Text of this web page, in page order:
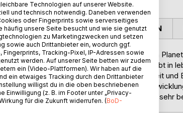
Buch lesen werden, ist nicht auf fernen
zu dieser Zeit leben..... Das Buch beschreibt in
auf seinem "neuen Weg", die Zusammenarbeit
Beispiele aus seiner Praxis. Historische
Einblick in Leben und Arbeit des in Russland sehr
AUTOR/IN PRESSESTIMMEN
Technologien auf unserer Website.
und technisch notwendig. Daneben verwenden
oder Fingerprints sowie serverseitiges
häufig unsere Seite besucht und wie sie genutzt
zu Marketingzwecken und setzen
sowie auch Drittanbieter ein, wodurch ggf.
Tracking-Pixel, IP-Adressen sowie
werden. Auf unserer Seite betten wir zudem
ein (Video-Plattformen). Wir haben auf die
ein etwaiges Tracking durch den Drittanbieter
willigst du in die oben beschriebenen
Einwilligung (z. B. im Footer unter „Privacy-
für die Zukunft widerrufen. (BoD-